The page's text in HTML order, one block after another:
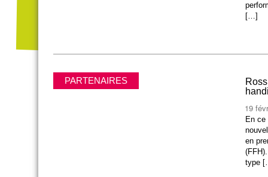
[…]
PARTENAIRES
19
En ce
en
type